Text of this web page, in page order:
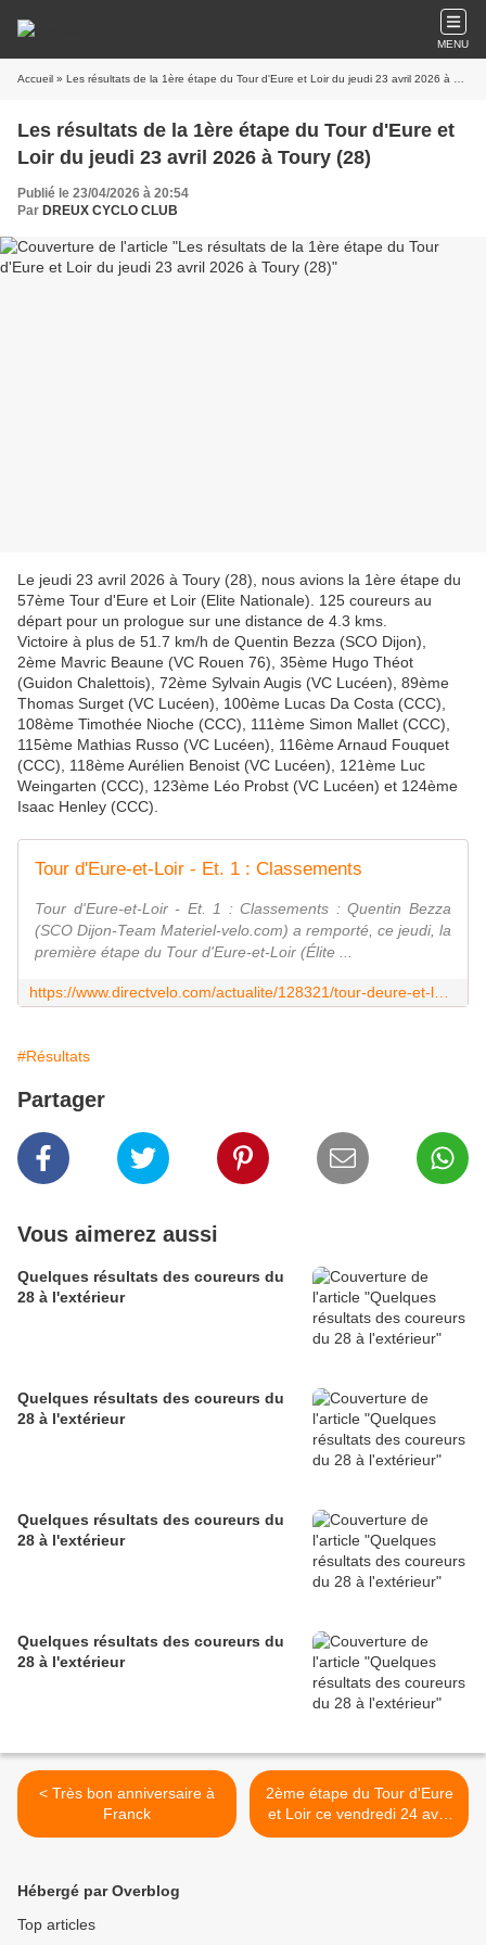
MENU
Accueil » Les résultats de la 1ère étape du Tour d'Eure et Loir du jeudi 23 avril 2026 à Toury (28)
Les résultats de la 1ère étape du Tour d'Eure et
Loir du jeudi 23 avril 2026 à Toury (28)
Publié le 23/04/2026 à 20:54
Par DREUX CYCLO CLUB
Le jeudi 23 avril 2026 à Toury (28), nous avions la 1ère étape du
57ème Tour d'Eure et Loir (Elite Nationale). 125 coureurs au
départ pour un prologue sur une distance de 4.3 kms.
Victoire à plus de 51.7 km/h de Quentin Bezza (SCO Dijon),
2ème Mavric Beaune (VC Rouen 76), 35ème Hugo Théot
(Guidon Chalettois), 72ème Sylvain Augis (VC Lucéen), 89ème
Thomas Surget (VC Lucéen), 100ème Lucas Da Costa (CCC),
108ème Timothée Nioche (CCC), 111ème Simon Mallet (CCC),
115ème Mathias Russo (VC Lucéen), 116ème Arnaud Fouquet
(CCC), 118ème Aurélien Benoist (VC Lucéen), 121ème Luc
Weingarten (CCC), 123ème Léo Probst (VC Lucéen) et 124ème
Isaac Henley (CCC).
Tour d'Eure-et-Loir - Et. 1 : Classements
Tour d'Eure-et-Loir - Et. 1 : Classements : Quentin Bezza
(SCO Dijon-Team Materiel-velo.com) a remporté, ce jeudi, la
première étape du Tour d'Eure-et-Loir (Élite ...
#Résultats
Partager
Vous aimerez aussi
Quelques résultats des coureurs du
28 à l'extérieur
Quelques résultats des coureurs du
28 à l'extérieur
Quelques résultats des coureurs du
28 à l'extérieur
Quelques résultats des coureurs du
28 à l'extérieur
< Très bon anniversaire à
Franck
2ème étape du Tour d'Eure
et Loir ce vendredi 24 avril
2026 avec le départ et
Hébergé par Overblog
Top articles